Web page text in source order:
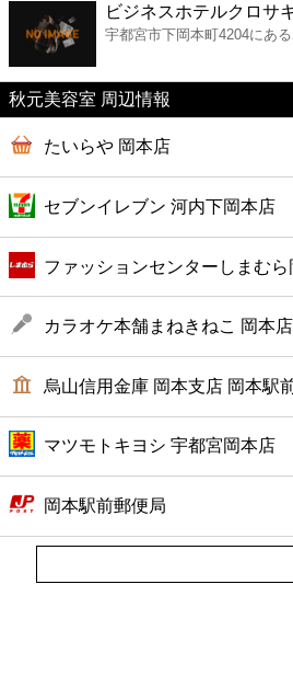
コンビニ
薬局
スーパー
エンタメ
レジャー
書店
ファミレス
ファーストフード
カフェ
ビジネスホテルクロサ
宇都宮市下岡本町4204にあ
秋元美容室 周辺情報
たいらや 岡本店
セブンイレブン 河内下岡本店
ファッションセンターしまむら
カラオケ本舗まねきねこ 岡本店
烏山信用金庫 岡本支店 岡本駅
マツモトキヨシ 宇都宮岡本店
岡本駅前郵便局